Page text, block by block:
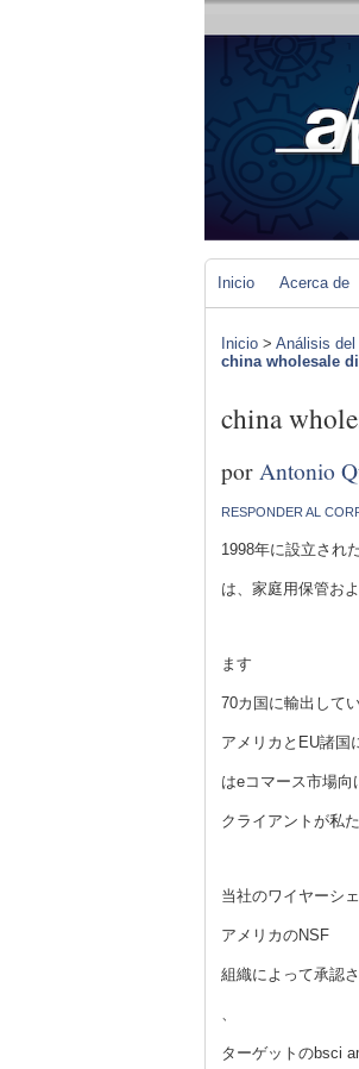
Inicio Acerca de
Inicio > Análisis
china wholesale
china
por Antonio
RESPONDER AL
1998年に設立され
は、家庭用保管お
ます
70カ国に輸出して
アメリカとEU諸国
はeコマース市場向
クライアントが私
当社のワイヤーシェ
アメリカのNSF
組織によって承認
ターゲットのbsci